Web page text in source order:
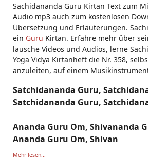
Sachidananda Guru Kirtan Text zum
Audio mp3 auch zum kostenlosen
Übersetzung und Erläuterungen.
ein Guru Kirtan. Erfahre mehr über
lausche Videos und Audios, lerne
Yoga Vidya Kirtanheft die Nr. 358,
anzuleiten, auf einem
Satchidananda Guru,
Satchidananda Guru,
Ananda Guru Om, Shivananda
Ananda Guru Om, Shivan
Mehr lesen...